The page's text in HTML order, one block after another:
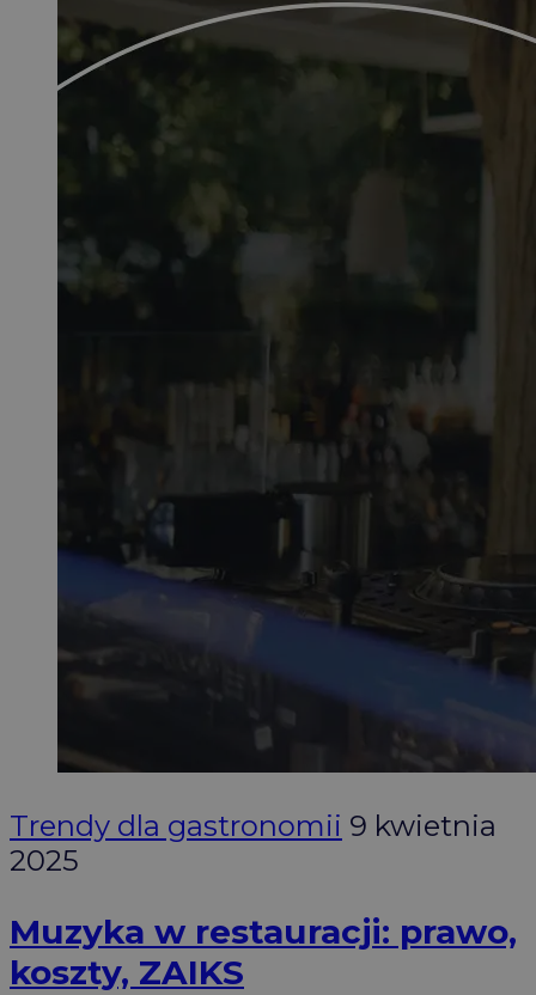
Trendy dla gastronomii 9 kwietnia
2025
Muzyka w restauracji: prawo,
koszty, ZAIKS